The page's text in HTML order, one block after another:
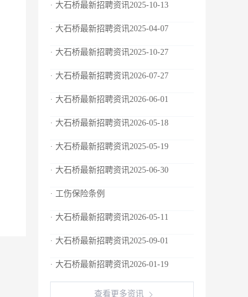
· 大石桥最新招聘资讯2025-10-13
· 大石桥最新招聘资讯2025-04-07
· 大石桥最新招聘资讯2025-10-27
· 大石桥最新招聘资讯2026-07-27
· 大石桥最新招聘资讯2026-06-01
· 大石桥最新招聘资讯2026-05-18
· 大石桥最新招聘资讯2025-05-19
· 大石桥最新招聘资讯2025-06-30
· 工伤保险条例
· 大石桥最新招聘资讯2026-05-11
· 大石桥最新招聘资讯2025-09-01
· 大石桥最新招聘资讯2026-01-19
查看更多资讯